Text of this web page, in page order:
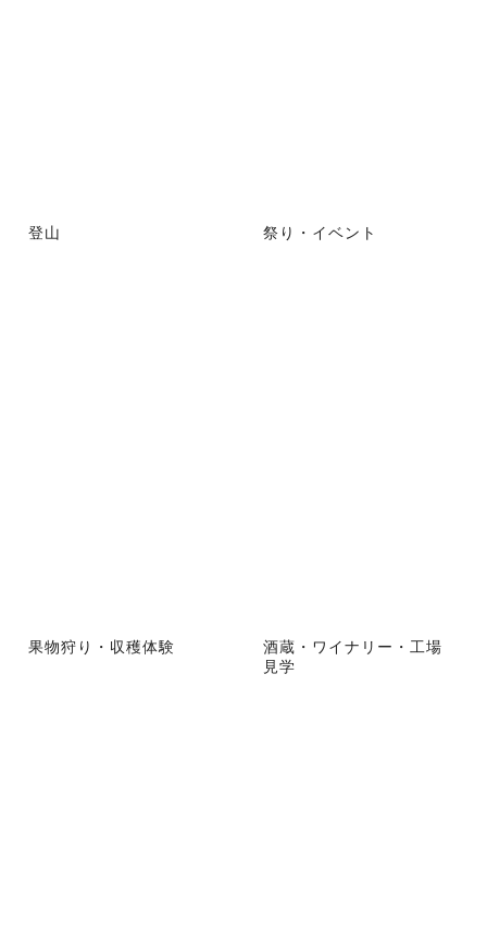
登山 祭り・イベント
果物狩り・収穫体験
酒蔵・ワイナリー・工場
見学